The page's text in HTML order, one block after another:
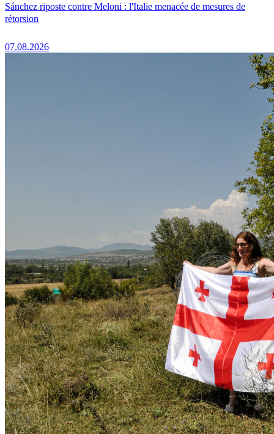
Sánchez riposte contre Meloni : l'Italie menacée de mesures de
rétorsion
07.08.2026